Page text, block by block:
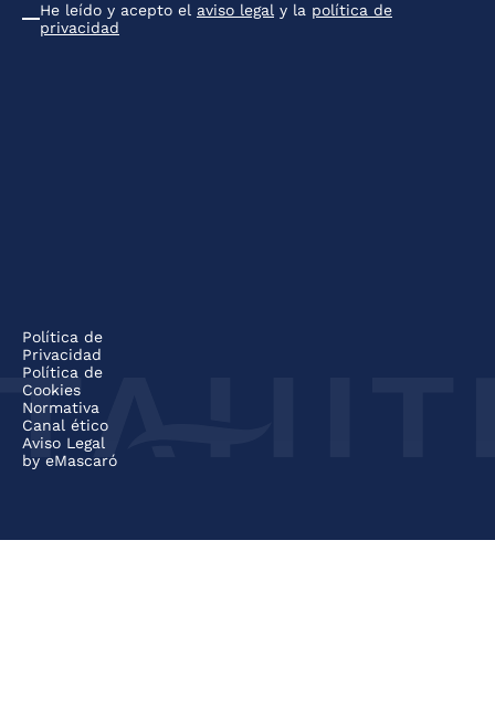
Condiciones
He leído y acepto el aviso legal y la política de
privacidad
Política de
Privacidad
Política de
Cookies
Normativa
Canal ético
Aviso Legal
by eMascaró